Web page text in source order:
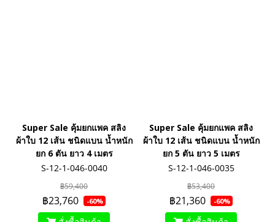
Super Sale คุ้มยกแพค สลิง
ผ้าใบ 12 เส้น ชนิดแบน น้ำหนัก
ยก 6 ตัน ยาว 4 เมตร
S-12-1-046-0040
฿59,400
฿23,760 -60%
Super Sale คุ้มยกแพค สลิง
ผ้าใบ 12 เส้น ชนิดแบน น้ำหนัก
ยก 5 ตัน ยาว 5 เมตร
S-12-1-046-0035
฿53,400
฿21,360 -60%